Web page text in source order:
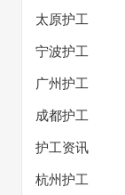
太原护工
宁波护工
广州护工
成都护工
护工资讯
杭州护工